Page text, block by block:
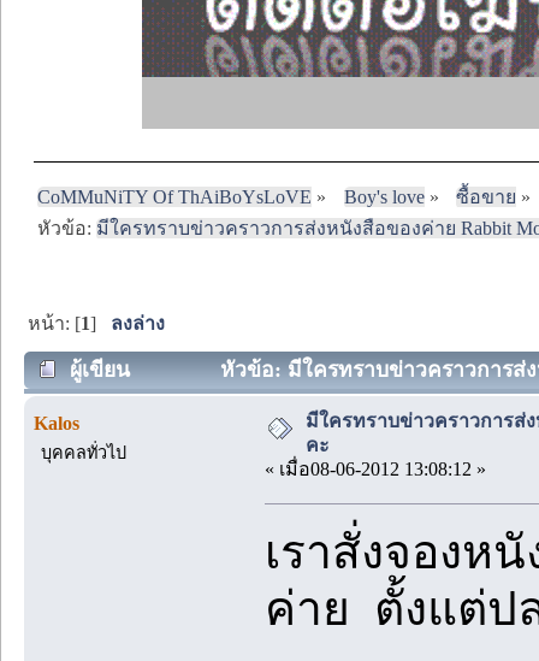
CoMMuNiTY Of ThAiBoYsLoVE » Boy's love» ซื้อขาย »
หัวข้อ: มีใครทราบข่าวคราวการส่งหนังสือของค่าย Rabbit
หน้า: [1] ลงล่าง
ผู้เขียน หัวข้อ: มีใครทราบข่าวคราวการส่
Kalos
บุคคลทั่วไป
มีใครทราบข่าวคราวการส่
คะ
« เมื่อ08-06-2012 13:08:12 »
เราสั่งจองห
ค่าย ตั้งแต่ป